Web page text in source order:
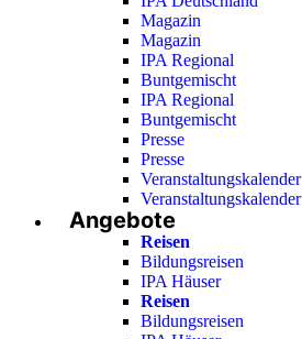
Magazin
Magazin
IPA Regional
Buntgemischt
IPA Regional
Buntgemischt
Presse
Presse
Veranstaltungskalender
Veranstaltungskalender
Angebote
Reisen
Bildungsreisen
IPA Häuser
Reisen
Bildungsreisen